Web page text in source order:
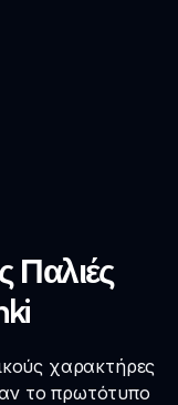
Παλιές
χαρακτήρες
το πρωτότυπο